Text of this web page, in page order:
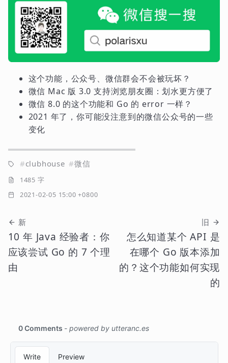
这个功能，公众号、微信群会不会被玩坏？
微信 Mac 版 3.0 支持浏览朋友圈：划水更方便了
微信 8.0 的这个功能和 Go 的 error 一样？
2021 年了，你可能没注意到的微信公众号的一些
变化
clubhouse 微信
1485 字
2021-02-05 15:00 +0800
新
10 年 Java 经验者：你
应该尝试 Go 的 7 个理
由
旧
怎么知道某个 API 是
在哪个 Go 版本添加
的？这个功能如何实现
的